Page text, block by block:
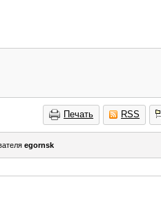
Печать RSS
egornsk